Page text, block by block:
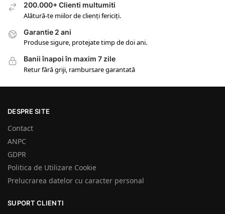
200.000+ Clienti multumiti
Alătură-te miilor de clienți fericiți.
Garantie 2 ani
Produse sigure, protejate timp de doi ani.
Banii înapoi în maxim 7 zile
Retur fără griji, rambursare garantată
DESPRE SITE
Contact
ANPC
GDPR
Politica de Utilizare Cookie
Prelucrarea datelor cu caracter personal
SUPORT CLIENTI